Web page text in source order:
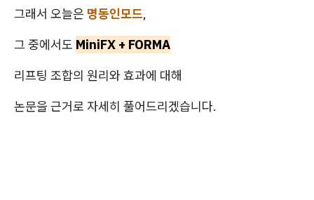
그래서 오늘은 명동인모드,
그 중에서도 MiniFX + FORMA
리프팅 조합의 원리와 효과에 대해
논문을 근거로 자세히 풀어드리겠습니다.